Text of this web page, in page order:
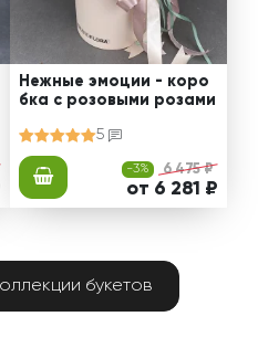
Нежные эмоции - коро
бка с розовыми розами
5
-3% 6 475 ₽
от 6 281 ₽
букетов